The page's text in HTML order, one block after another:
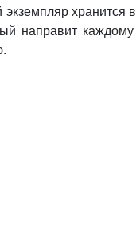
хранится
направит